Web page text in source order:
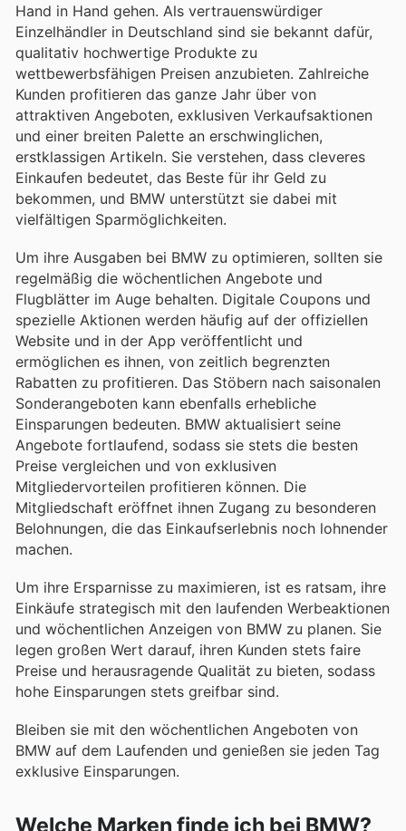
Hand in Hand gehen. Als vertrauenswürdiger
Einzelhändler in Deutschland sind sie bekannt dafür,
qualitativ hochwertige Produkte zu
wettbewerbsfähigen Preisen anzubieten. Zahlreiche
Kunden profitieren das ganze Jahr über von
attraktiven Angeboten, exklusiven Verkaufsaktionen
und einer breiten Palette an erschwinglichen,
erstklassigen Artikeln. Sie verstehen, dass cleveres
Einkaufen bedeutet, das Beste für ihr Geld zu
bekommen, und BMW unterstützt sie dabei mit
vielfältigen Sparmöglichkeiten.
Um ihre Ausgaben bei BMW zu optimieren, sollten sie
regelmäßig die wöchentlichen Angebote und
Flugblätter im Auge behalten. Digitale Coupons und
spezielle Aktionen werden häufig auf der offiziellen
Website und in der App veröffentlicht und
ermöglichen es ihnen, von zeitlich begrenzten
Rabatten zu profitieren. Das Stöbern nach saisonalen
Sonderangeboten kann ebenfalls erhebliche
Einsparungen bedeuten. BMW aktualisiert seine
Angebote fortlaufend, sodass sie stets die besten
Preise vergleichen und von exklusiven
Mitgliedervorteilen profitieren können. Die
Mitgliedschaft eröffnet ihnen Zugang zu besonderen
Belohnungen, die das Einkaufserlebnis noch lohnender
machen.
Um ihre Ersparnisse zu maximieren, ist es ratsam, ihre
Einkäufe strategisch mit den laufenden Werbeaktionen
und wöchentlichen Anzeigen von BMW zu planen. Sie
legen großen Wert darauf, ihren Kunden stets faire
Preise und herausragende Qualität zu bieten, sodass
hohe Einsparungen stets greifbar sind.
Bleiben sie mit den wöchentlichen Angeboten von
BMW auf dem Laufenden und genießen sie jeden Tag
exklusive Einsparungen.
Welche Marken finde ich bei BMW?